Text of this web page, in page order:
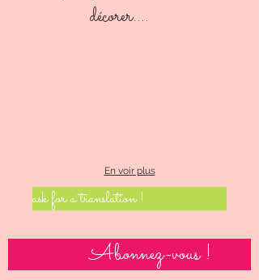
décorer....
En voir plus
ask for a translation !
Abonnez-vous !